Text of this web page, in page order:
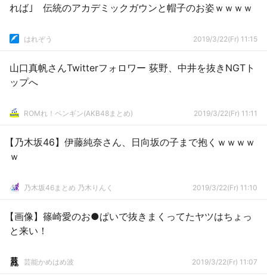
れば｣ 伝統のアカデミックガウンと帽子のお姿ｗｗｗｗ
はれぞう 2019/3/22(Fr) 11:15
山口真帆さんTwitterフォロワー 荻野、中井を抜きNGTト
ップへ
ROMれ！ペンギン(AKB48まとめ) 2019/3/22(Fr) 11:11
【乃木坂46】伊藤純奈さん、日向坂の子まで抱くｗｗｗｗ
ｗ
乃木坂46まとめ 乃木りんく 2019/3/22(Fr) 11:10
【画像】篠崎愛のお●ぱいで抜きまくってたヤツはちょっ
と来い！
芸能かめはめ波 2019/3/22(Fr) 11:07